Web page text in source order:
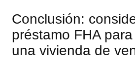
Conclusión:
préstamo FHA
una vivienda de